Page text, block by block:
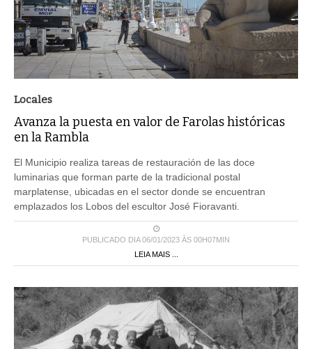
Locales
Avanza la puesta en valor de Farolas históricas
en la Rambla
El Municipio realiza tareas de restauración de las doce
luminarias que forman parte de la tradicional postal
marplatense, ubicadas en el sector donde se encuentran
emplazados los Lobos del escultor José Fioravanti.
PUBLICADO DIA 06/01/2023 ÀS 00H07MIN
LEIA MAIS ...